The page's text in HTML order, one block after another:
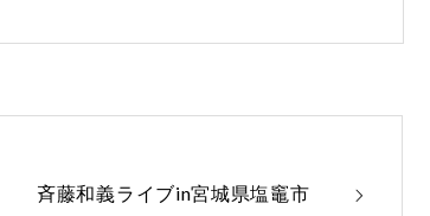
斉藤和義ライブin宮城県塩竈市